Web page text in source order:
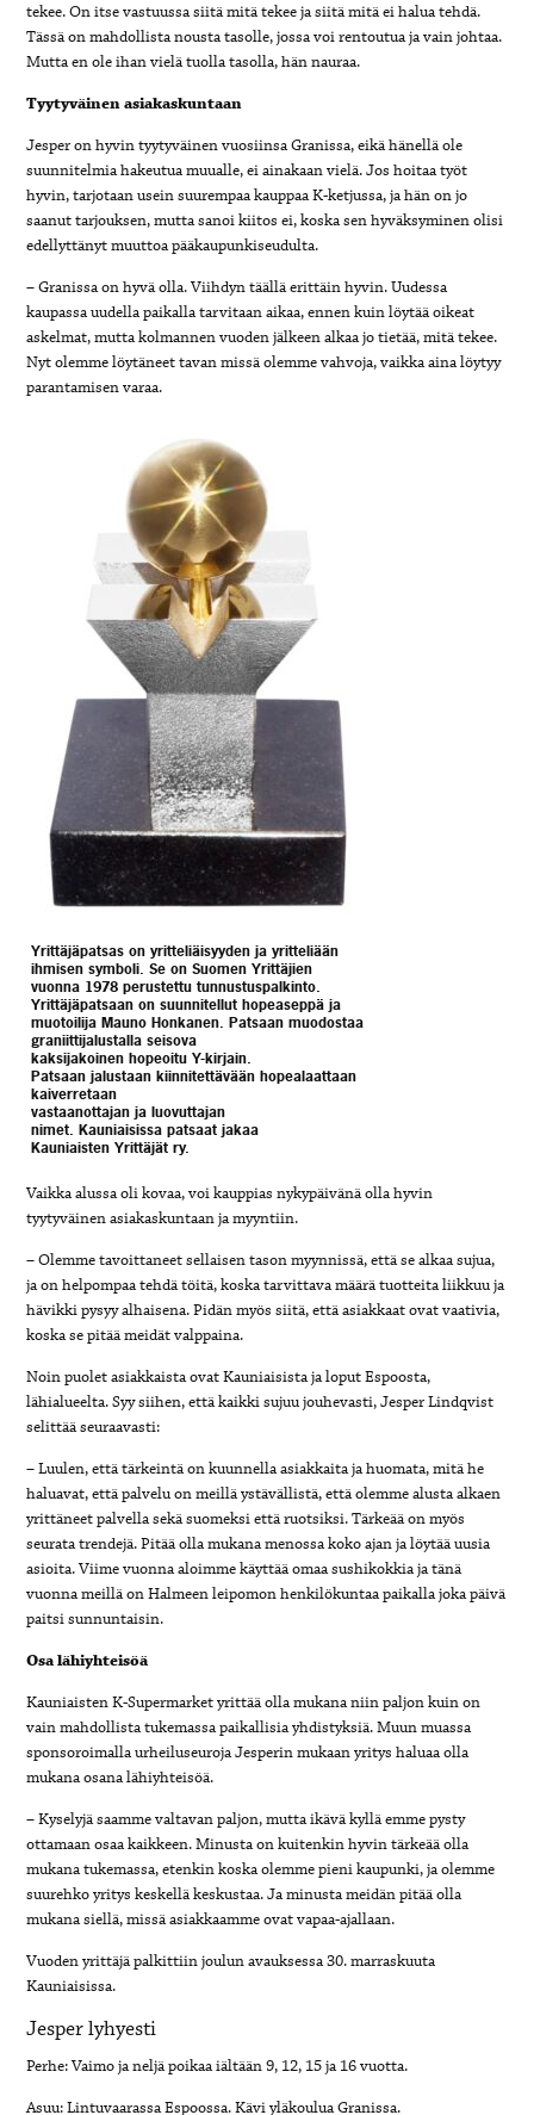
tekee. On itse vastuussa siitä mitä tekee ja siitä mitä ei halua tehdä.
Tässä on mahdollista nousta tasolle, jossa voi rentoutua ja vain johtaa.
Mutta en ole ihan vielä tuolla tasolla, hän nauraa.
Tyytyväinen asiakaskuntaan
Jesper on hyvin tyytyväinen vuosiinsa Granissa, eikä hänellä ole
suunnitelmia hakeutua muualle, ei ainakaan vielä. Jos hoitaa työt
hyvin, tarjotaan usein suurempaa kauppaa K-ketjussa, ja hän on jo
saanut tarjouksen, mutta sanoi kiitos ei, koska sen hyväksyminen olisi
edellyttänyt muuttoa pääkaupunkiseudulta.
– Granissa on hyvä olla. Viihdyn täällä erittäin hyvin. Uudessa
kaupassa uudella paikalla tarvitaan aikaa, ennen kuin löytää oikeat
askelmat, mutta kolmannen vuoden jälkeen alkaa jo tietää, mitä tekee.
Nyt olemme löytäneet tavan missä olemme vahvoja, vaikka aina löytyy
parantamisen varaa.
Yrittäjäpatsas on yritteliäisyyden ja yritteliään
ihmisen symboli. Se on Suomen Yrittäjien
vuonna 1978 perustettu tunnustuspalkinto.
Yrittäjäpatsaan on suunnitellut hopeaseppä ja
muotoilija Mauno Honkanen. Patsaan muodostaa
graniittijalustalla seisova
kaksijakoinen hopeoitu Y-kirjain.
Patsaan jalustaan kiinnitettävään hopealaattaan
kaiverretaan
vastaanottajan ja luovuttajan
nimet. Kauniaisissa patsaat jakaa
Kauniaisten Yrittäjät ry.
Vaikka alussa oli kovaa, voi kauppias nykypäivänä olla hyvin
tyytyväinen asiakaskuntaan ja myyntiin.
– Olemme tavoittaneet sellaisen tason myynnissä, että se alkaa sujua,
ja on helpompaa tehdä töitä, koska tarvittava määrä tuotteita liikkuu ja
hävikki pysyy alhaisena. Pidän myös siitä, että asiakkaat ovat vaativia,
koska se pitää meidät valppaina.
Noin puolet asiakkaista ovat Kauniaisista ja loput Espoosta,
lähialueelta. Syy siihen, että kaikki sujuu jouhevasti, Jesper Lindqvist
selittää seuraavasti:
– Luulen, että tärkeintä on kuunnella asiakkaita ja huomata, mitä he
haluavat, että palvelu on meillä ystävällistä, että olemme alusta alkaen
yrittäneet palvella sekä suomeksi että ruotsiksi. Tärkeää on myös
seurata trendejä. Pitää olla mukana menossa koko ajan ja löytää uusia
asioita. Viime vuonna aloimme käyttää omaa sushikokkia ja tänä
vuonna meillä on Halmeen leipomon henkilökuntaa paikalla joka päivä
paitsi sunnuntaisin.
Osa lähiyhteisöä
Kauniaisten K-Supermarket yrittää olla mukana niin paljon kuin on
vain mahdollista tukemassa paikallisia yhdistyksiä. Muun muassa
sponsoroimalla urheiluseuroja Jesperin mukaan yritys haluaa olla
mukana osana lähiyhteisöä.
– Kyselyjä saamme valtavan paljon, mutta ikävä kyllä emme pysty
ottamaan osaa kaikkeen. Minusta on kuitenkin hyvin tärkeää olla
mukana tukemassa, etenkin koska olemme pieni kaupunki, ja olemme
suurehko yritys keskellä keskustaa. Ja minusta meidän pitää olla
mukana siellä, missä asiakkaamme ovat vapaa-ajallaan.
Vuoden yrittäjä palkittiin joulun avauksessa 30. marraskuuta
Kauniaisissa.
Jesper lyhyesti
Perhe: Vaimo ja neljä poikaa iältään 9, 12, 15 ja 16 vuotta.
Asuu: Lintuvaarassa Espoossa. Kävi yläkoulua Granissa.